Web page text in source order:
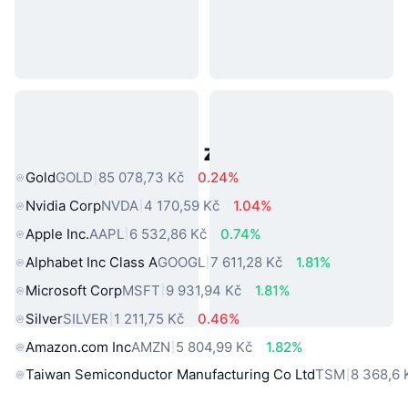
Populární aktiva z reálného světa
GoldGOLD 85 078,73 Kč
0.24%
Nvidia CorpNVDA 4 170,59 Kč
1.04%
Apple Inc.AAPL 6 532,86 Kč
0.74%
Alphabet Inc Class AGOOGL 7 611,28 Kč
1.81%
Microsoft CorpMSFT 9 931,94 Kč
1.81%
SilverSILVER 1 211,75 Kč
0.46%
Amazon.com IncAMZN 5 804,99 Kč
1.82%
Taiwan Semiconductor Manufacturing Co LtdTSM 8 368,6